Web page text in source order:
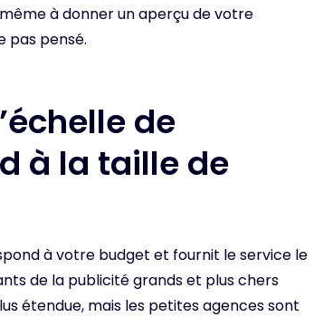
à donner un aperçu de votre
pas pensé.
de
à la taille de
à votre budget et fournit le service le
de la publicité grands et plus chers
étendue, mais les petites agences sont